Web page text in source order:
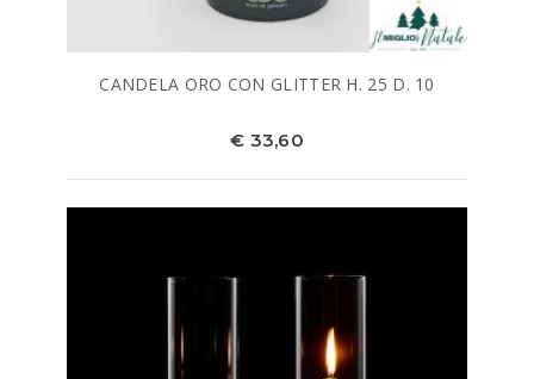
CANDELA ORO CON GLITTER H. 25 D. 10
€ 33,60